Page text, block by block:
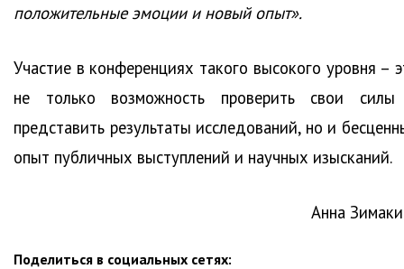
положительные эмоции и новый опыт».
Участие в конференциях такого высокого уровня –
не только возможность проверить свои
представить результаты исследований, но и
опыт публичных выступлений и научных изысканий.
Анна
Поделиться в социальных сетях: